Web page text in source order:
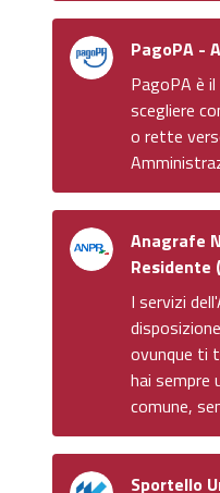
PagoPA -
PagoPA è
scegliere
o rette
Anagrafe
Residente
I servizi
ovunque ti
hai
comune,
Sportello